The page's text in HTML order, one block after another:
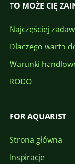
TO MOŻE CIĘ
Najczęściej
Dlaczego warto
Warunki
RODO
FOR AQUARIST
Strona główna
Inspiracje